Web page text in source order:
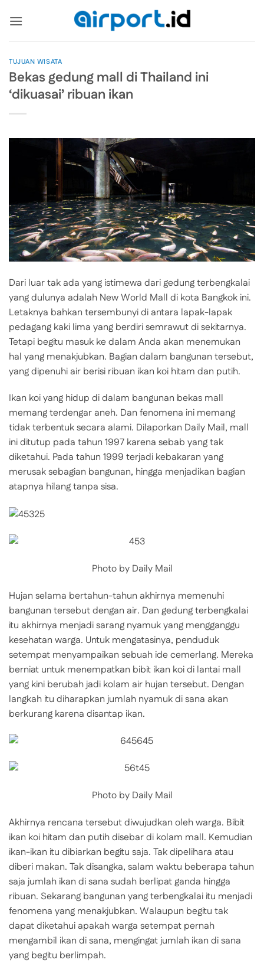
TUJUAN WISATA
Bekas gedung mall di Thailand ini
‘dikuasai’ ribuan ikan
Dari luar tak ada yang istimewa dari gedung terbengkalai
yang dulunya adalah New World Mall di kota Bangkok ini.
Letaknya bahkan tersembunyi di antara lapak-lapak
pedagang kaki lima yang berdiri semrawut di sekitarnya.
Tetapi begitu masuk ke dalam Anda akan menemukan
hal yang menakjubkan. Bagian dalam bangunan tersebut,
yang dipenuhi air berisi ribuan ikan koi hitam dan putih.
Ikan koi yang hidup di dalam bangunan bekas mall
memang terdengar aneh. Dan fenomena ini memang
tidak terbentuk secara alami. Dilaporkan Daily Mail, mall
ini ditutup pada tahun 1997 karena sebab yang tak
diketahui. Pada tahun 1999 terjadi kebakaran yang
merusak sebagian bangunan, hingga menjadikan bagian
atapnya hilang tanpa sisa.
Photo by Daily Mail
Hujan selama bertahun-tahun akhirnya memenuhi
bangunan tersebut dengan air. Dan gedung terbengkalai
itu akhirnya menjadi sarang nyamuk yang mengganggu
kesehatan warga. Untuk mengatasinya, penduduk
setempat menyampaikan sebuah ide cemerlang. Mereka
berniat untuk menempatkan bibit ikan koi di lantai mall
yang kini berubah jadi kolam air hujan tersebut. Dengan
langkah itu diharapkan jumlah nyamuk di sana akan
berkurang karena disantap ikan.
Photo by Daily Mail
Akhirnya rencana tersebut diwujudkan oleh warga. Bibit
ikan koi hitam dan putih disebar di kolam mall. Kemudian
ikan-ikan itu dibiarkan begitu saja. Tak dipelihara atau
diberi makan. Tak disangka, salam waktu beberapa tahun
saja jumlah ikan di sana sudah berlipat ganda hingga
ribuan. Sekarang bangunan yang terbengkalai itu menjadi
fenomena yang menakjubkan. Walaupun begitu tak
dapat diketahui apakah warga setempat pernah
mengambil ikan di sana, mengingat jumlah ikan di sana
yang begitu berlimpah.